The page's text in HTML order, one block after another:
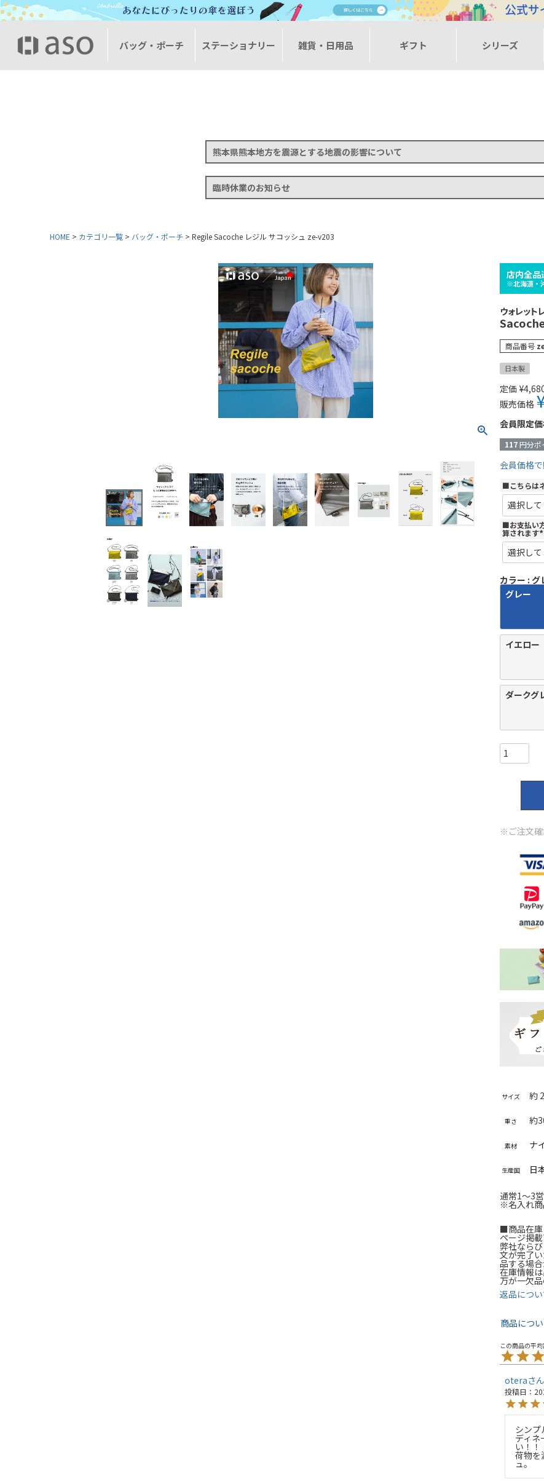
バッグ・ポーチ ステーショナリー 雑貨・日用品 ギフト シリーズ
熊本県熊本地方を震源とする地震の影響について
臨時休業のお知らせ
HOME カテゴリ一覧 バッグ・ポーチ Regile Sacoche レジル サコッシュ ze-v203
店内全品
※北海道・
ウォレット
商品番号
日本製
定価 ¥
販売価格
会員限定
117円分ポ
会員価格
■こちらは
■お支払い
算されます
(
)
カラー グ
グレー
イエロー
ダークグ
※ご注文確
サイズ 約
重さ 約
素材 ナ
生産国 日
通常1～3
※名入れ商
■商品在庫
ページ掲
弊社なら
文が完了
品する場
在庫情報
万が一欠
返品につい
商品につ
otera
投稿日
シンプ
ディネ
い！！
荷物を
ュ。